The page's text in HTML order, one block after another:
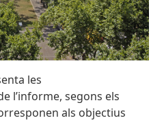
les
l’informe, segons els
als objectius